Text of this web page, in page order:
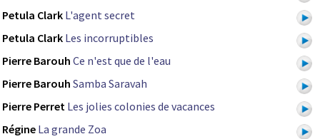
Petula Clark L'agent secret
Petula Clark Les incorruptibles
Pierre Barouh Ce n'est que de l'eau
Pierre Barouh Samba Saravah
Pierre Perret Les jolies colonies de vacances
Régine La grande Zoa